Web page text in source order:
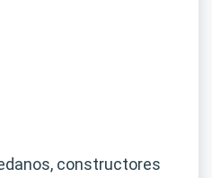
constructores